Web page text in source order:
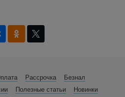
Рассрочка
Безнал
Полезные статьи
Новинки